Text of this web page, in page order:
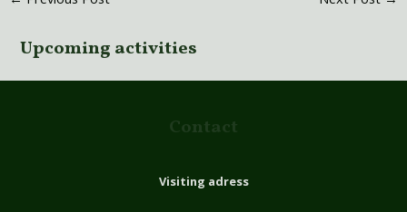
Upcoming activities
Contact
Visiting adress